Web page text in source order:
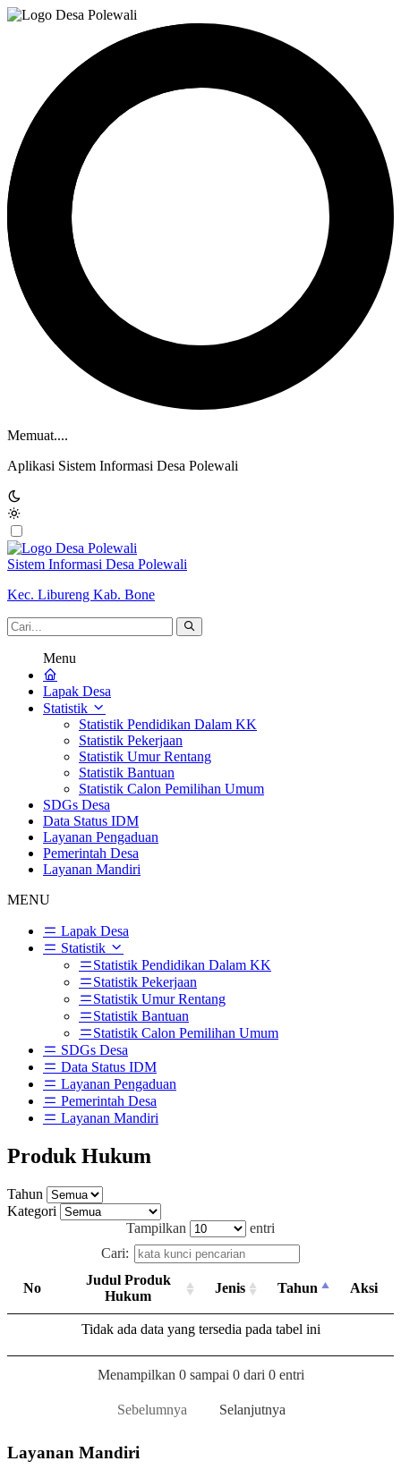
Memuat....
Aplikasi Sistem Informasi Desa Polewali
Sistem Informasi Desa Polewali
Kec. Libureng Kab. Bone
Menu
Lapak Desa
Statistik
Statistik Pendidikan Dalam KK
Statistik Pekerjaan
Statistik Umur Rentang
Statistik Bantuan
Statistik Calon Pemilihan Umum
SDGs Desa
Data Status IDM
Layanan Pengaduan
Pemerintah Desa
Layanan Mandiri
MENU
Lapak Desa
Statistik
Statistik Pendidikan Dalam KK
Statistik Pekerjaan
Statistik Umur Rentang
Statistik Bantuan
Statistik Calon Pemilihan Umum
SDGs Desa
Data Status IDM
Layanan Pengaduan
Pemerintah Desa
Layanan Mandiri
Produk Hukum
Tahun
Kategori
Tampilkan
entri
Cari:
No
Judul Produk
Hukum
Jenis Tahun Aksi
Tidak ada data yang tersedia pada tabel ini
Menampilkan 0 sampai 0 dari 0 entri
Sebelumnya Selanjutnya
Layanan Mandiri